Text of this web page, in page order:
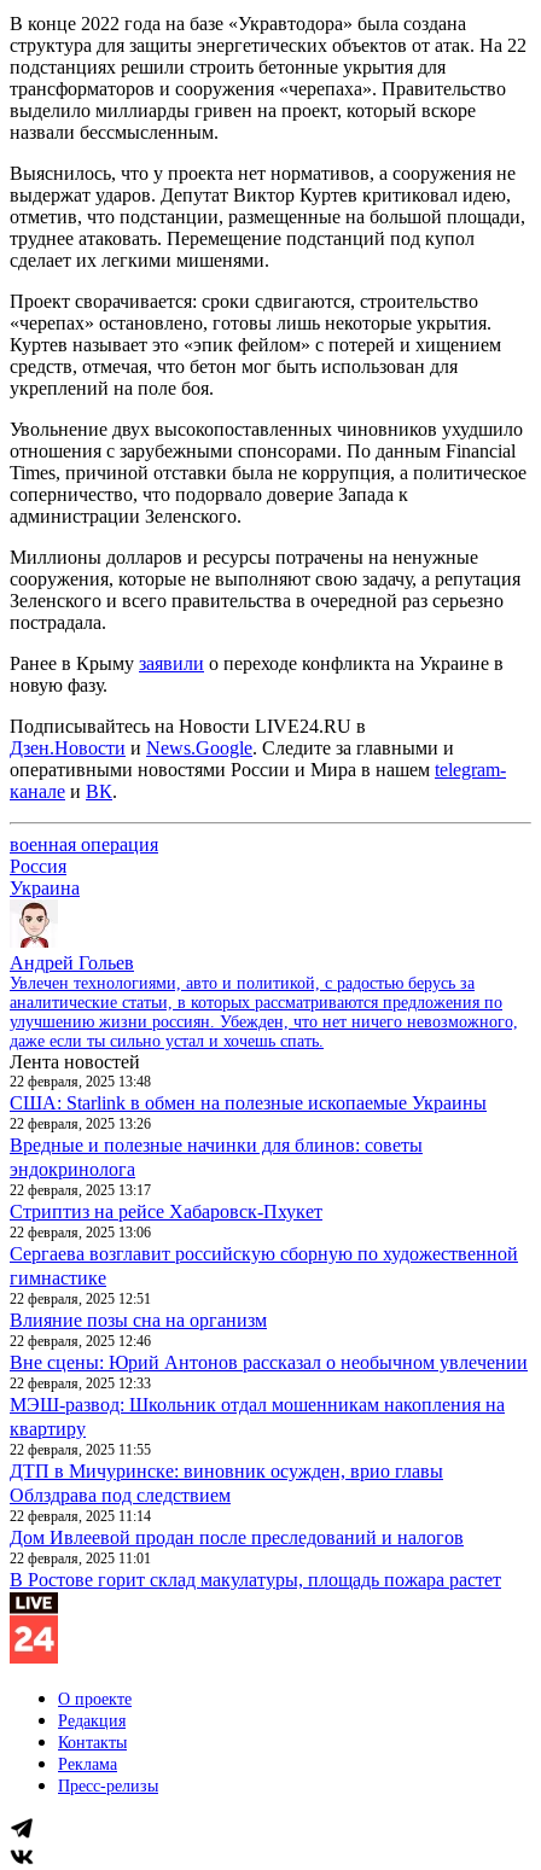
В конце 2022 года на базе «Укравтодора» была создана
структура для защиты энергетических объектов от атак. На 22
подстанциях решили строить бетонные укрытия для
трансформаторов и сооружения «черепаха». Правительство
выделило миллиарды гривен на проект, который вскоре
назвали бессмысленным.
Выяснилось, что у проекта нет нормативов, а сооружения не
выдержат ударов. Депутат Виктор Куртев критиковал идею,
отметив, что подстанции, размещенные на большой площади,
труднее атаковать. Перемещение подстанций под купол
сделает их легкими мишенями.
Проект сворачивается: сроки сдвигаются, строительство
«черепах» остановлено, готовы лишь некоторые укрытия.
Куртев называет это «эпик фейлом» с потерей и хищением
средств, отмечая, что бетон мог быть использован для
укреплений на поле боя.
Увольнение двух высокопоставленных чиновников ухудшило
отношения с зарубежными спонсорами. По данным Financial
Times, причиной отставки была не коррупция, а политическое
соперничество, что подорвало доверие Запада к
администрации Зеленского.
Миллионы долларов и ресурсы потрачены на ненужные
сооружения, которые не выполняют свою задачу, а репутация
Зеленского и всего правительства в очередной раз серьезно
пострадала.
Ранее в Крыму заявили о переходе конфликта на Украине в
новую фазу.
Подписывайтесь на Новости LIVE24.RU в
Дзен.Новости и News.Google. Следите за главными и
оперативными новостями России и Мира в нашем telegram-
канале и ВК.
военная операция
Россия
Украина
Андрей Гольев
Увлечен технологиями, авто и политикой, с радостью берусь за
аналитические статьи, в которых рассматриваются предложения по
улучшению жизни россиян. Убежден, что нет ничего невозможного,
даже если ты сильно устал и хочешь спать.
Лента новостей
22 февраля, 2025 13:48
США: Starlink в обмен на полезные ископаемые Украины
22 февраля, 2025 13:26
Вредные и полезные начинки для блинов: советы
эндокринолога
22 февраля, 2025 13:17
Стриптиз на рейсе Хабаровск-Пхукет
22 февраля, 2025 13:06
Сергаева возглавит российскую сборную по художественной
гимнастике
22 февраля, 2025 12:51
Влияние позы сна на организм
22 февраля, 2025 12:46
Вне сцены: Юрий Антонов рассказал о необычном увлечении
22 февраля, 2025 12:33
МЭШ-развод: Школьник отдал мошенникам накопления на
квартиру
22 февраля, 2025 11:55
ДТП в Мичуринске: виновник осужден, врио главы
Облздрава под следствием
22 февраля, 2025 11:14
Дом Ивлеевой продан после преследований и налогов
22 февраля, 2025 11:01
В Ростове горит склад макулатуры, площадь пожара растет
О проекте
Редакция
Контакты
Реклама
Пресс-релизы